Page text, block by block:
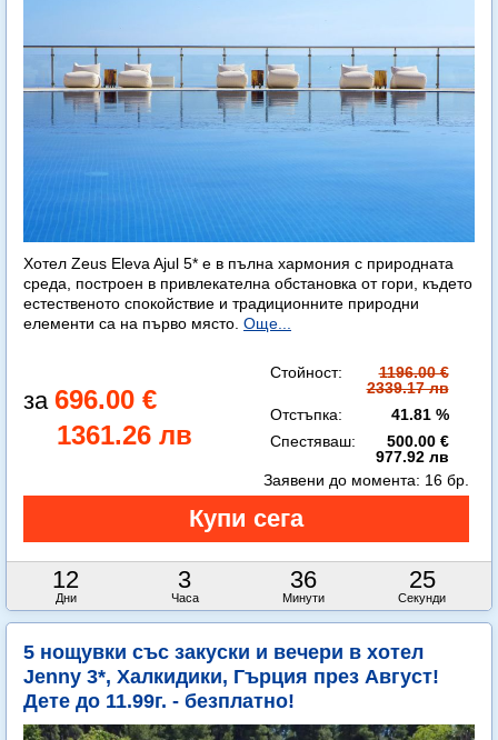
Хотел Zeus Eleva Ajul 5* е в пълна хармония с природната
среда, построен в привлекателна обстановка от гори, където
естественото спокойствие и традиционните природни
елементи са на първо място. Още...
696.00 €
1361.26 лв
Стойност:
1196.00 €
2339.17 лв
Отстъпка:
41.81 %
Спестяваш:
500.00 €
977.92 лв
12
Дни
3
Часа
36
Минути
24
Секунди
Заявени до момента: 16 бр.
5 нощувки със закуски и вечери в хотел
Jenny 3*, Халкидики, Гърция през Август!
Дете до 11.99г. - безплатно!